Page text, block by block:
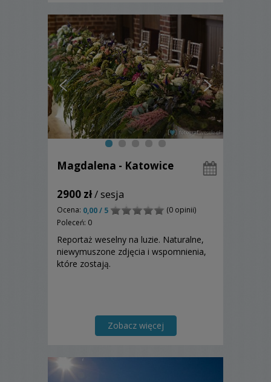
Magdalena - Katowice
2900 zł/ sesja
Ocena: 0,00 / 5
(0 opinii)
Poleceń: 0
Reportaż weselny na luzie. Naturalne,
niewymuszone zdjęcia i wspomnienia,
które zostają.
Zobacz więcej